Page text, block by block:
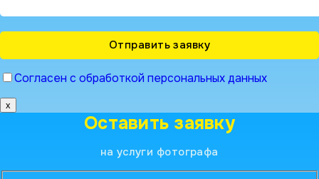
Согласен с обработкой персональных данных
x
Оставить заявку
на услуги фотографа